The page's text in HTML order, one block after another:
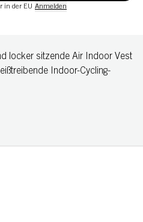
in der EU Anmelden
locker sitzende Air Indoor Vest
Indoor-Cycling-